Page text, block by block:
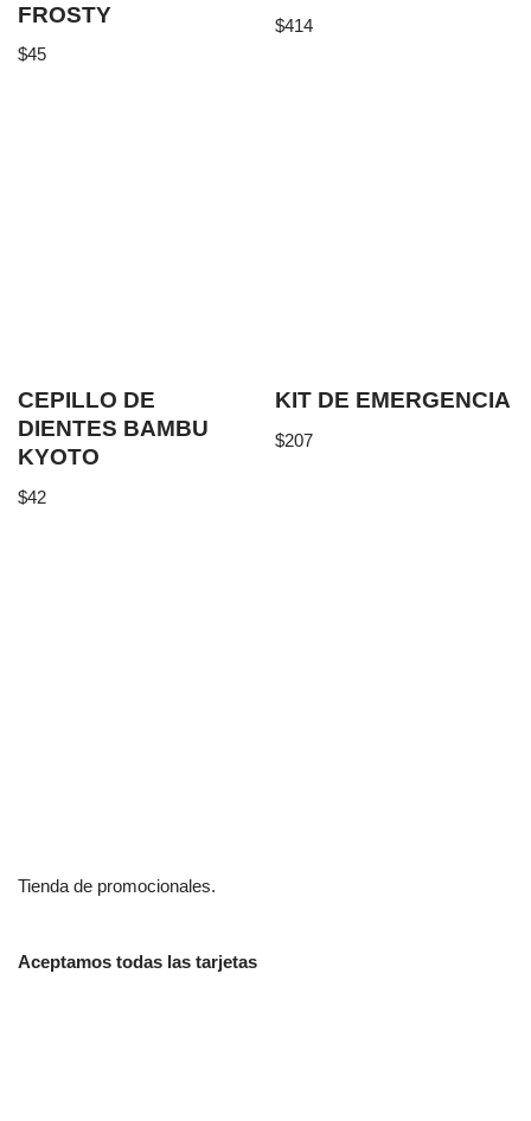
FROSTY
$45
$414
CEPILLO DE
DIENTES BAMBU
KYOTO
$42
KIT DE EMERGENCIA
$207
Tienda de promocionales.
Aceptamos todas las tarjetas